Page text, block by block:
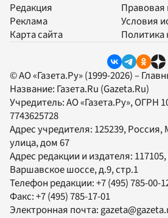
Редакция
Реклама
Карта сайта
Условия
Политика
© АО «Газета.Ру» (1999-2026) –
Название: Газета.Ru (Gazeta.Ru)
Учредитель:АО «Газета.Ру», ОГРН
7743625728
Адрес учредителя: 125239,
улица, дом 67
Адрес редакции и издателя: 117105,
Варшавское шоссе, д.9, стр.1
Телефон редакции:+7 (495) 785-00-
Факс:+7 (495) 785-17-01
Электронная почта: